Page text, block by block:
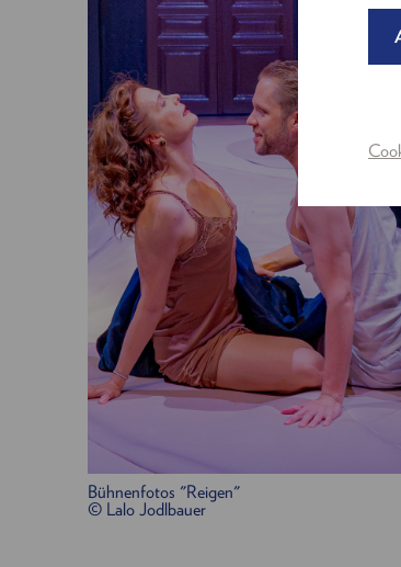
Bühnenfotos "Reigen"
© Lalo Jodlbauer